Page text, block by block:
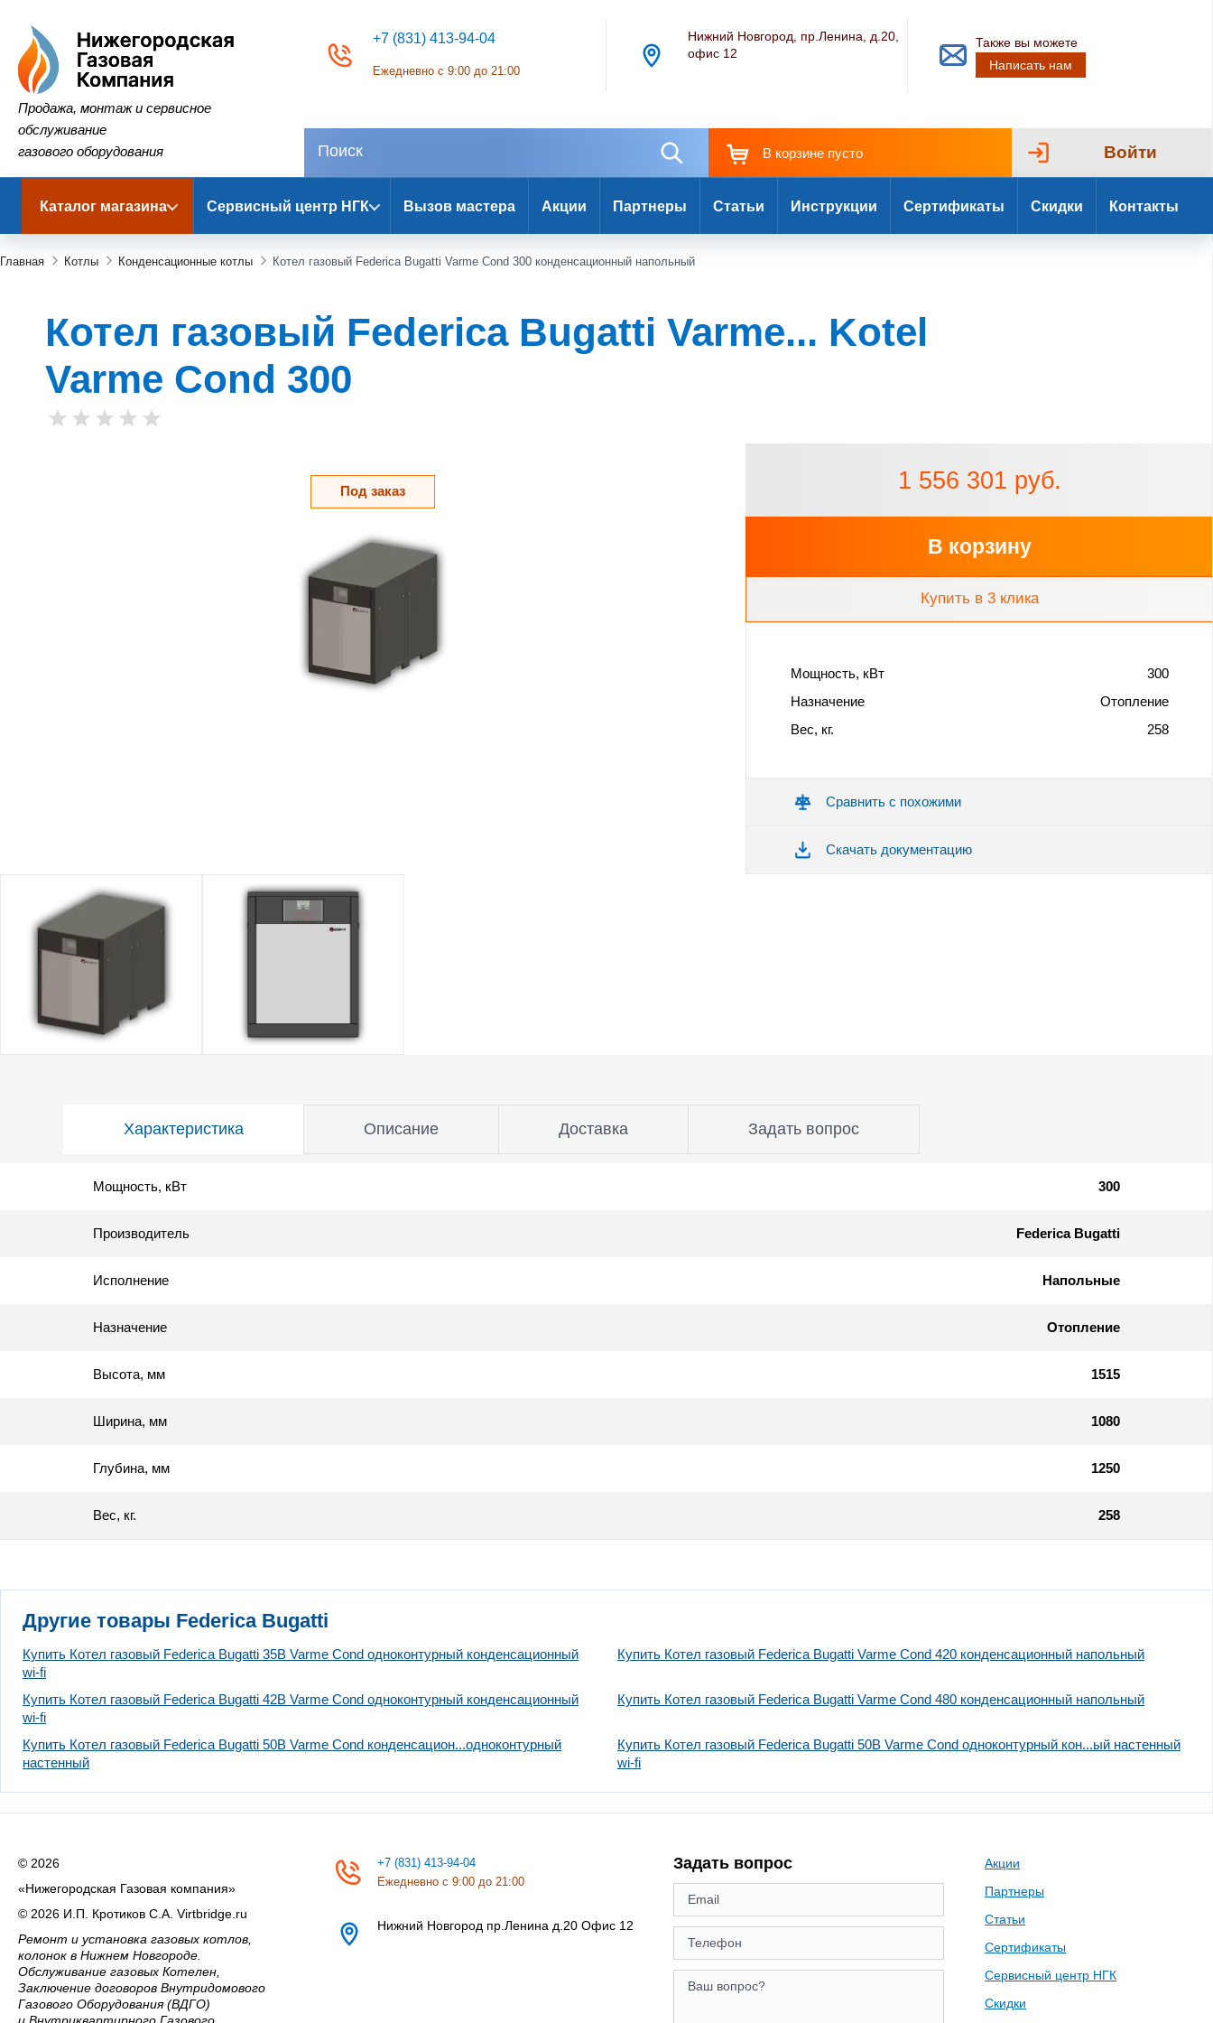
Нижегородская Газовая Компания
Продажа, монтаж и сервисное
обслуживание
газового оборудования
+7 (831) 413-94-04
Ежедневно с 9:00 до 21:00
Нижний Новгород, пр.Ленина, д.20,
офис 12
Также вы можете
Написать нам
В корзине пусто Войти
Каталог магазина Сервисный центр НГК Вызов мастера Акции Партнеры Статьи Инструкции Сертификаты Скидки Контакты
Главная Котлы Конденсационные котлы Котел газовый Federica Bugatti Varme Cond 300 конденсационный напольный
Котел газовый Federica Bugatti Varme... Kotel
Varme Cond 300
Под заказ 1 556 301 руб.
В корзину
Купить в 3 клика
Мощность, кВт
300
Назначение
Отопление
Вес, кг.
258
Сравнить с похожими
Скачать документацию
Характеристика Описание Доставка Задать вопрос
Мощность, кВт 300
Производитель Federica Bugatti
Исполнение Напольные
Назначение Отопление
Высота, мм 1515
Ширина, мм 1080
Глубина, мм 1250
Вес, кг. 258
Другие товары Federica Bugatti
Купить Котел газовый Federica Bugatti 35В Varme Cond одноконтурный конденсационный
wi-fi
Купить Котел газовый Federica Bugatti Varme Cond 420 конденсационный напольный
Купить Котел газовый Federica Bugatti 42В Varme Cond одноконтурный конденсационный
wi-fi
Купить Котел газовый Federica Bugatti Varme Cond 480 конденсационный напольный
Купить Котел газовый Federica Bugatti 50В Varme Cond конденсацион...одноконтурный
настенный
Купить Котел газовый Federica Bugatti 50В Varme Cond одноконтурный кон...ый настенный
wi-fi
© 2026
«Нижегородская Газовая компания»
© 2026 И.П. Кротиков С.А. Virtbridge.ru
Ремонт и установка газовых котлов,
колонок в Нижнем Новгороде.
Обслуживание газовых Котелен,
Заключение договоров Внутридомового
Газового Оборудования (ВДГО)
и Внутриквартирного Газового
+7 (831) 413-94-04
Ежедневно с 9:00 до 21:00
Нижний Новгород пр.Ленина д.20 Офис 12
Задать вопрос
Акции
Партнеры
Статьи
Сертификаты
Сервисный центр НГК
Скидки